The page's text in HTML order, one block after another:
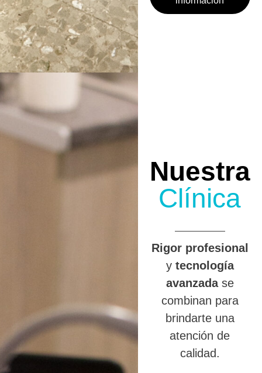
Nuestra
Clínica
Rigor profesional
y tecnología
avanzadase
combinan para
brindarte una
atención de
calidad.